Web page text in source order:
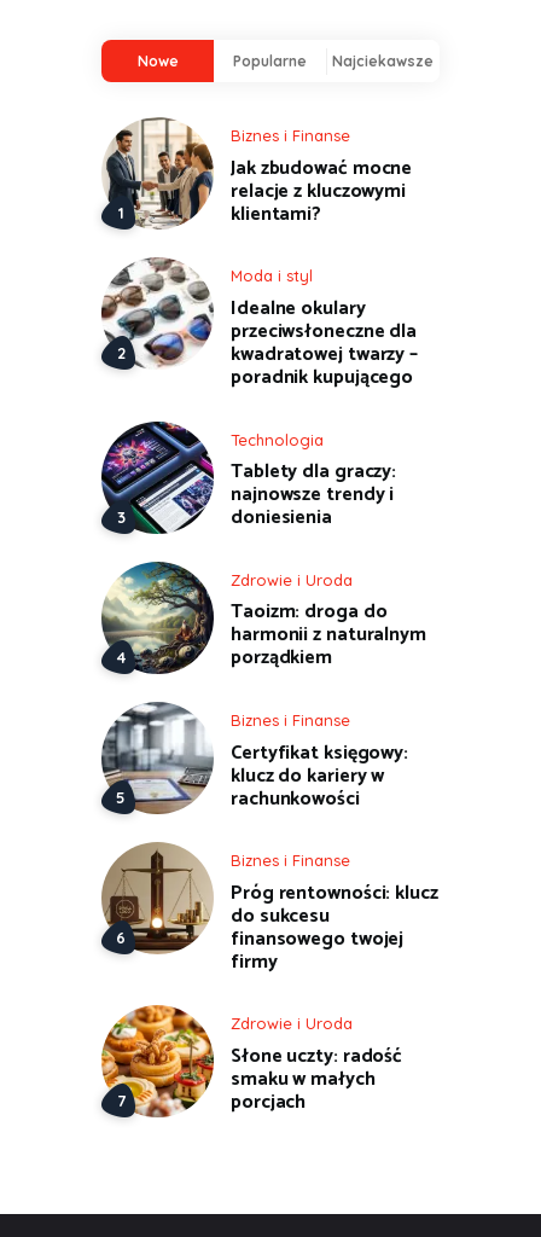
Nowe Popularne Najciekawsze
Biznes i Finanse
Jak zbudować mocne
relacje z kluczowymi
klientami?
Moda i styl
Idealne okulary
przeciwsłoneczne dla
kwadratowej twarzy –
poradnik kupującego
Technologia
Tablety dla graczy:
najnowsze trendy i
doniesienia
Zdrowie i Uroda
Taoizm: droga do
harmonii z naturalnym
porządkiem
Biznes i Finanse
Certyfikat księgowy:
klucz do kariery w
rachunkowości
Biznes i Finanse
Próg rentowności: klucz
do sukcesu
finansowego twojej
firmy
Zdrowie i Uroda
Słone uczty: radość
smaku w małych
porcjach